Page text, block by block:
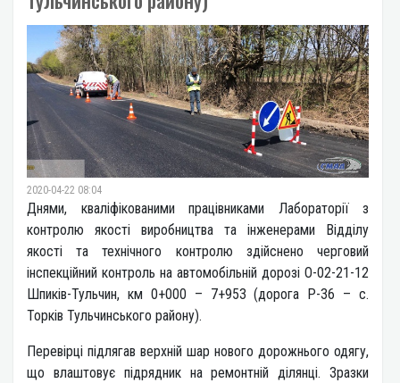
2020-04-22 08:04
Днями, кваліфікованими працівниками Лабораторії з
контролю якості виробництва та інженерами Відділу
якості та технічного контролю здійснено черговий
інспекційний контроль на автомобільній дорозі О-02-21-12
Шпиків-Тульчин, км 0+000 – 7+953 (дорога Р-36 – с.
Торків Тульчинського району).
Перевірці підлягав верхній шар нового дорожнього одягу,
що влаштовує підрядник на ремонтній ділянці. Зразки